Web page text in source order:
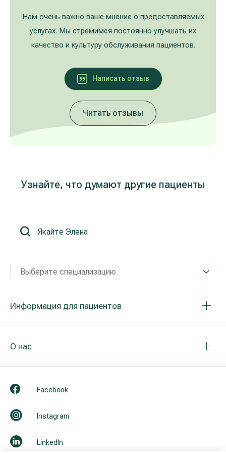
Нам очень важно ваше мнение о предоставляемых
услугах. Мы стремимся постоянно улучшать их
качество и культуру обслуживания пациентов.
Написать oтзыв
Читать отзывы
Узнайте, что думают другие пациенты
Выберите специализацию
Информация для пациентов
О нас
Facebook
Instagram
LinkedIn
Лечение расширенных вен на ногах
Неврология и психиатрия
Лечение заболеваний уха, горла, носа
Реабилитация и спортивная медицина
Все услуги
Galerija